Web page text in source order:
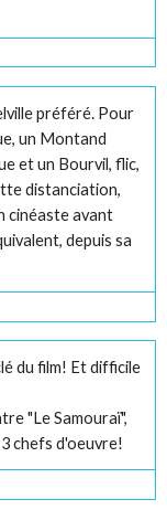
préféré. Pour
un Montand
et un Bourvil, flic,
distanciation,
cinéaste avant
depuis sa
du film! Et difficile
"Le Samouraï",
chefs d'oeuvre!